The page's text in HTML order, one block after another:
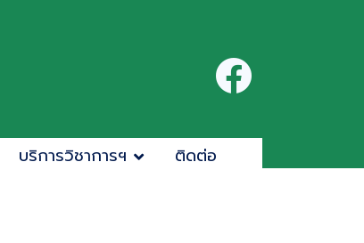
บริการวิชาการฯ ติดต่อ